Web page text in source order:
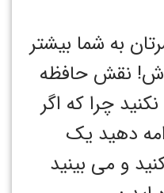
به شما بیشتر
اش! نقش حافظه
چرا که اگر
دهید یک
و می بینید